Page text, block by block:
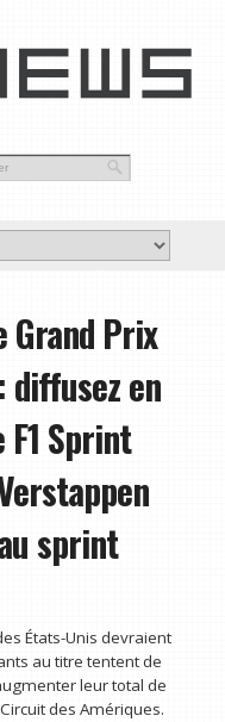
Grand Prix
diffusez en
Sprint
sprint
États-Unis devraient
au titre tentent de
leur total de
des Amériques.